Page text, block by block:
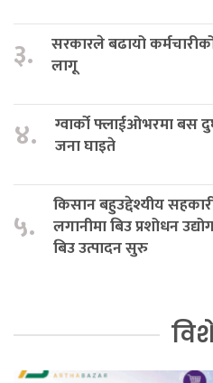
३.
सरकारले बढायो
लागू
४.
ग्वार्को फ्लाईओभरमा बस
जना घाइते
५.
किसान बहुउद्देश्यीय
लगानीमा बिउ प्रशोधन
बिउ उत्पादन सुरु